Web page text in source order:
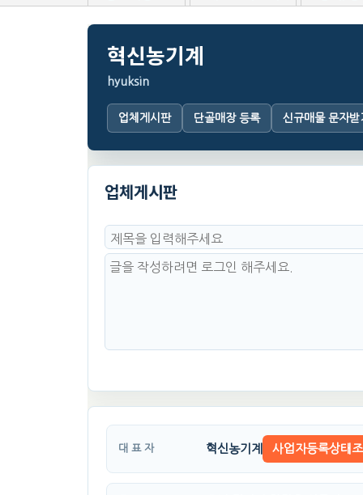
혁신농기계
hyuksin
업체게시판 단골매장 등록 신규매물 문자받
업체게시판
대 표 자 혁신농기계 사업자등록상태